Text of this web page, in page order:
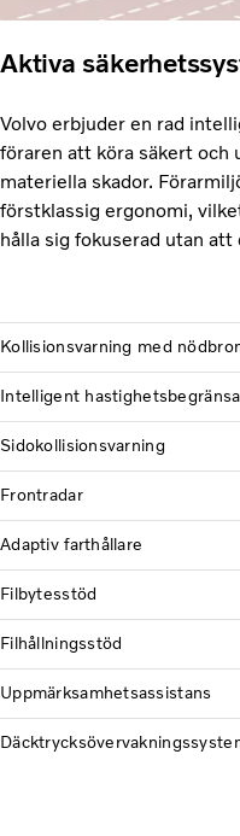
Aktiva
Volvo erbjuder en rad
föraren att köra säkert och
materiella skador.
förstklassig ergonomi,
hålla sig fokuserad utan att
Kollisionsvarning med
Intelligent
Sidokollisionsvarning
Frontradar
Adaptiv farthållare
Filbytesstöd
Filhållningsstöd
Uppmärksamhetsassistans